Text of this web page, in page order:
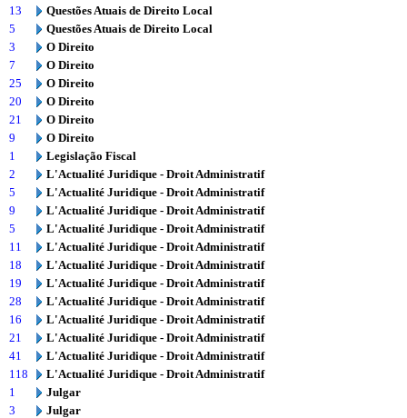
13
Questões Atuais de Direito Local
5
Questões Atuais de Direito Local
3
O Direito
7
O Direito
25
O Direito
20
O Direito
21
O Direito
9
O Direito
1
Legislação Fiscal
2
L'Actualité Juridique - Droit Administratif
5
L'Actualité Juridique - Droit Administratif
9
L'Actualité Juridique - Droit Administratif
5
L'Actualité Juridique - Droit Administratif
11
L'Actualité Juridique - Droit Administratif
18
L'Actualité Juridique - Droit Administratif
19
L'Actualité Juridique - Droit Administratif
28
L'Actualité Juridique - Droit Administratif
16
L'Actualité Juridique - Droit Administratif
21
L'Actualité Juridique - Droit Administratif
41
L'Actualité Juridique - Droit Administratif
118
L'Actualité Juridique - Droit Administratif
1
Julgar
3
Julgar